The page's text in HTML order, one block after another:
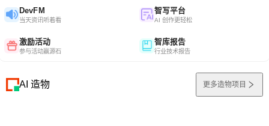
DevFM
当天资讯听着看
智写平台
AI 创作更轻松
激励活动
参与活动赢源石
智库报告
行业技术报告
AI 造物 更多造物项目